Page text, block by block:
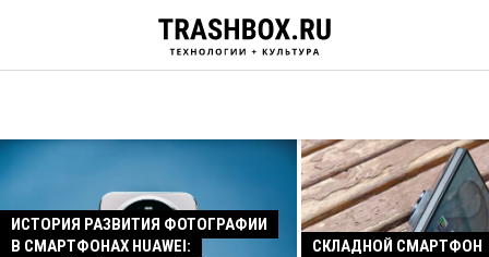
ИСТОРИЯ РАЗВИТИЯ ФОТОГРАФИИ
В СМАРТФОНАХ HUAWEI:
СКЛАДНОЙ СМАРТФОН